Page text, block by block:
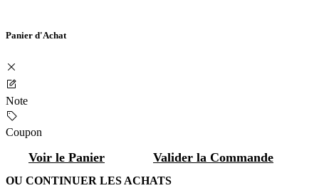
Panier d'Achat
Note
Coupon
Voir le Panier Valider la Commande
OU CONTINUER LES ACHATS